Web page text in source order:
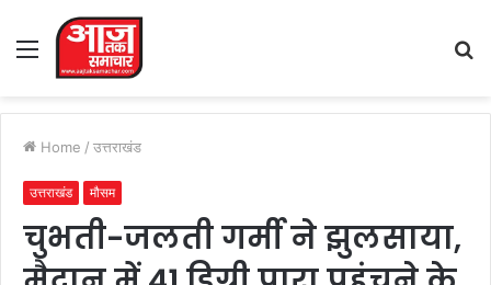
Menu
Home / उत्तराखंड
उत्तराखंड मौसम
चुभती-जलती गर्मी ने झुलसाया,